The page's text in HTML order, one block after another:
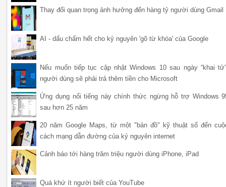
Thay đổi quan trọng ảnh hưởng đến hàng tỷ người dùng Gmail
AI - dấu chấm hết cho kỷ nguyên 'gõ từ khóa' của Google
Nếu muốn tiếp tục cập nhật Windows 10 sau ngày “khai
người dùng sẽ phải trả thêm tiền cho Microsoft
Ứng dụng nổi tiếng này chính thức ngừng hỗ trợ Windows
sau hơn 25 năm
20 năm Google Maps, từ một "bản đồ" kỹ thuật số đến
cách mạng dẫn đường của kỷ nguyên internet
Cảnh báo tới hàng trăm triệu người dùng iPhone, iPad
Quá khứ ít người biết của YouTube